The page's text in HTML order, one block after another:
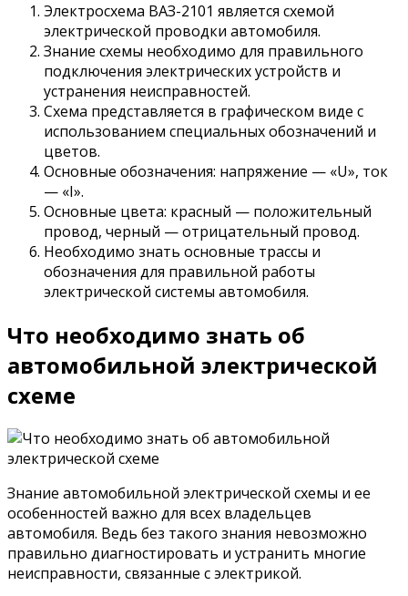
Электросхема ВАЗ-2101 является схемой
электрической проводки автомобиля.
Знание схемы необходимо для правильного
подключения электрических устройств и
устранения неисправностей.
Схема представляется в графическом виде с
использованием специальных обозначений и
цветов.
Основные обозначения: напряжение — «U», ток
— «I».
Основные цвета: красный — положительный
провод, черный — отрицательный провод.
Необходимо знать основные трассы и
обозначения для правильной работы
электрической системы автомобиля.
Что необходимо знать об
автомобильной электрической
схеме
Знание автомобильной электрической схемы и ее
особенностей важно для всех владельцев
автомобиля. Ведь без такого знания невозможно
правильно диагностировать и устранить многие
неисправности, связанные с электрикой.